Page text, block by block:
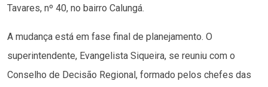
Tavares, nº 40, no bairro Calungá.
A mudança está em fase final de planejamento. O
superintendente, Evangelista Siqueira, se reuniu com o
Conselho de Decisão Regional, formado pelos chefes das